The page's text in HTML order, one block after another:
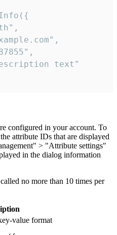
text"
configured in your account. To
attribute IDs that are displayed
> "Attribute settings"
in the dialog information
no more than 10 times per
value format